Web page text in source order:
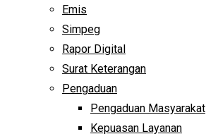
Emis
Simpeg
Rapor Digital
Surat Keterangan
Pengaduan
Pengaduan Masyarakat
Kepuasan Layanan